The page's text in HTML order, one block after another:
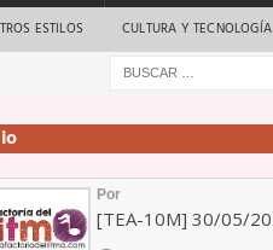
ESTILOS CULTURA Y TECNOLOGÍA